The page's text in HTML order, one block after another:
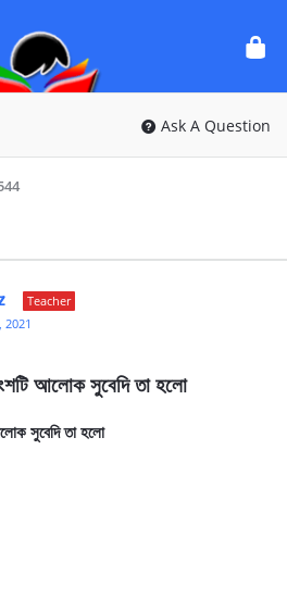
Ask A Question
Teacher
2021
আলোক সুবেদি তা হলো
সুবেদি তা হলো